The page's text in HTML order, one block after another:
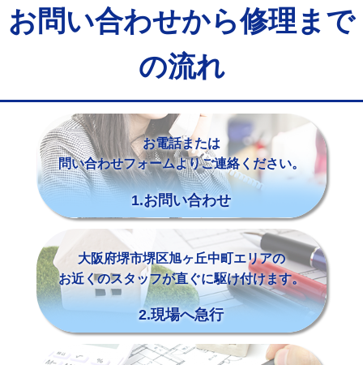
お問い合わせから修理まで
の流れ
お電話または
問い合わせフォームよりご連絡ください。
1.お問い合わせ
大阪府堺市堺区旭ヶ丘中町エリアの
お近くのスタッフが直ぐに駆け付けます。
2.現場へ急行